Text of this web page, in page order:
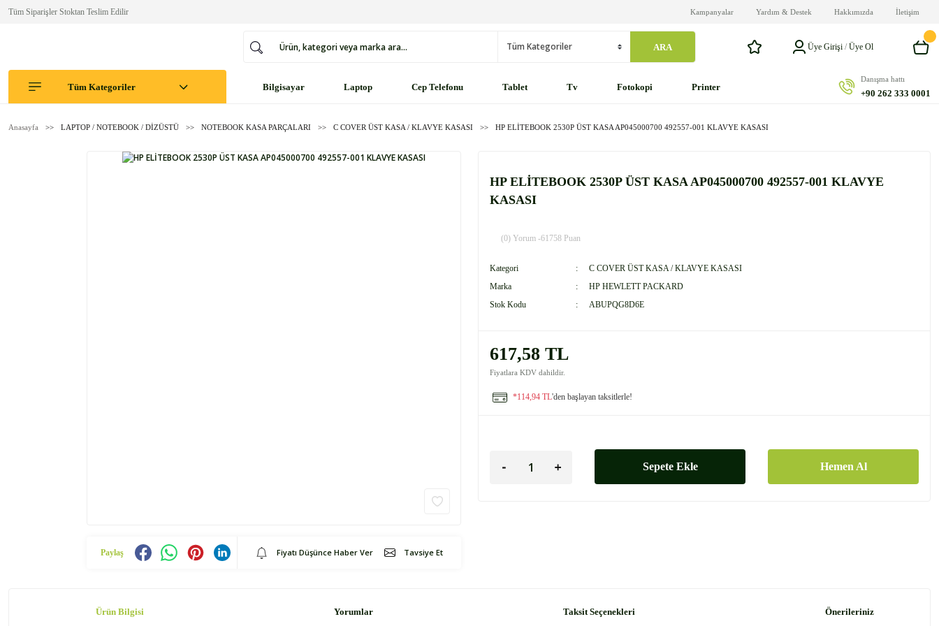
Tüm Siparişler Stoktan Teslim Edilir Kampanyalar Yardım & Destek Hakkımızda İletişim
ARA Üye Girişi /Üye Ol
Tüm Kategoriler Bilgisayar Laptop Cep Telefonu Tablet Tv Fotokopi Printer
Danışma hattı
+90 262 333 0001
Anasayfa LAPTOP / NOTEBOOK / DİZÜSTÜ NOTEBOOK KASA PARÇALARI C COVER ÜST KASA / KLAVYE KASASI HP ELİTEBOOK 2530P ÜST KASA AP045000700 492557-001 KLAVYE KASASI
Paylaş Fiyatı Düşünce Haber Ver Tavsiye Et
HP ELİTEBOOK 2530P ÜST KASA AP045000700 492557-001 KLAVYE
KASASI
(0) Yorum -61758 Puan
Kategori
C COVER ÜST KASA / KLAVYE KASASI
Marka
HP HEWLETT PACKARD
Stok Kodu
ABUPQG8D6E
617,58 TL
Fiyatlara KDV dahildir.
*114,94 TL'den başlayan taksitlerle!
Sepete Ekle Hemen Al
Ürün Bilgisi Yorumlar Taksit Seçenekleri Önerileriniz